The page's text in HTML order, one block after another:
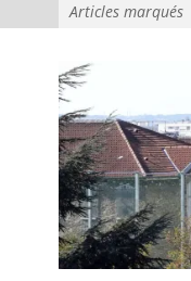
Articles marqués